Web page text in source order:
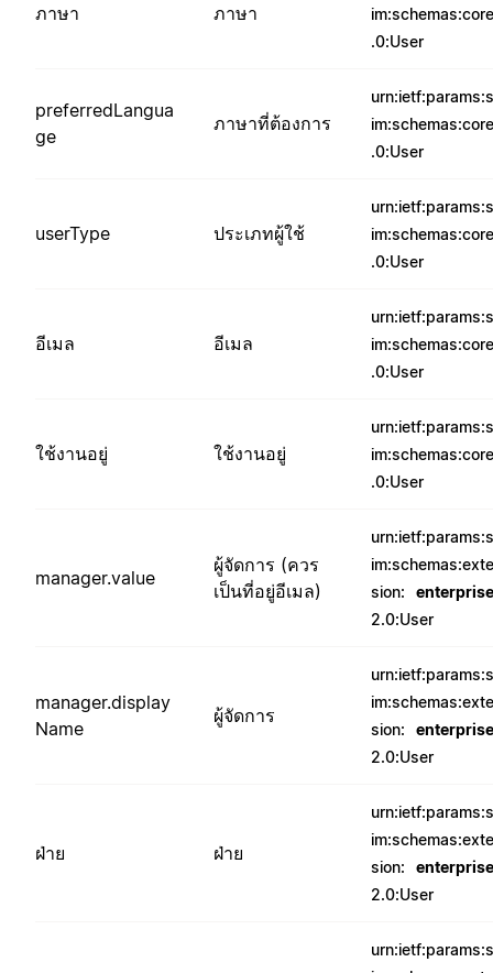
ภาษา ภาษา
.0:User
preferredLangua
ge
ภาษาที่ต้องการ
.0:User
userType ประเภทผู้ใช้
.0:User
อีเมล อีเมล
.0:User
ใช้งานอยู่ ใช้งานอยู่
.0:User
manager.value
ผู้จัดการ (ควร
เป็นที่อยู่อีเมล)
sion:
enterprise
2.0:User
manager.display
Name
ผู้จัดการ
sion:
enterprise
2.0:User
ฝ่าย ฝ่าย
sion:
enterprise
2.0:User